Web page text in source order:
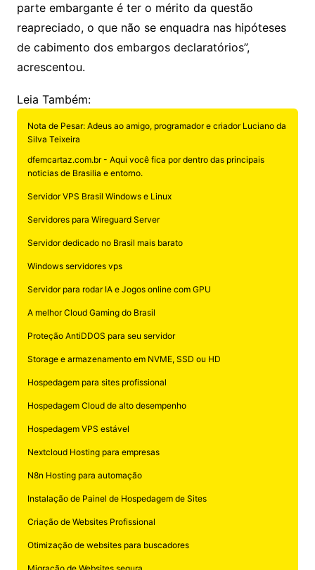
parte embargante é ter o mérito da questão
reapreciado, o que não se enquadra nas hipóteses
de cabimento dos embargos declaratórios”,
acrescentou.
Leia Também:
Nota de Pesar: Adeus ao amigo, programador e criador Luciano da
Silva Teixeira
dfemcartaz.com.br - Aqui você fica por dentro das principais
noticias de Brasilia e entorno.
Servidor VPS Brasil Windows e Linux
Servidores para Wireguard Server
Servidor dedicado no Brasil mais barato
Windows servidores vps
Servidor para rodar IA e Jogos online com GPU
A melhor Cloud Gaming do Brasil
Proteção AntiDDOS para seu servidor
Storage e armazenamento em NVME, SSD ou HD
Hospedagem para sites profissional
Hospedagem Cloud de alto desempenho
Hospedagem VPS estável
Nextcloud Hosting para empresas
N8n Hosting para automação
Instalação de Painel de Hospedagem de Sites
Criação de Websites Profissional
Otimização de websites para buscadores